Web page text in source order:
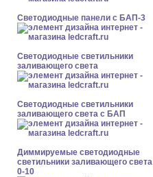
Cветодиодные панели с БАП-3
Светодиодные светильники
заливающего света
Светодиодные светильники
заливающего света с БАП
Диммируемые светодиодные
светильники заливающего света
0-10